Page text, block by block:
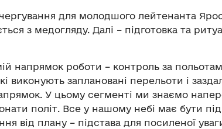
для молодшого лейтенанта
з медогляду. Далі – підготовка та
напрямок роботи – контроль за
виконують заплановані перельоти і
У цьому сегменті ми знаємо
політ. Все у нашому небі має бути
від плану – підстава для посиленої